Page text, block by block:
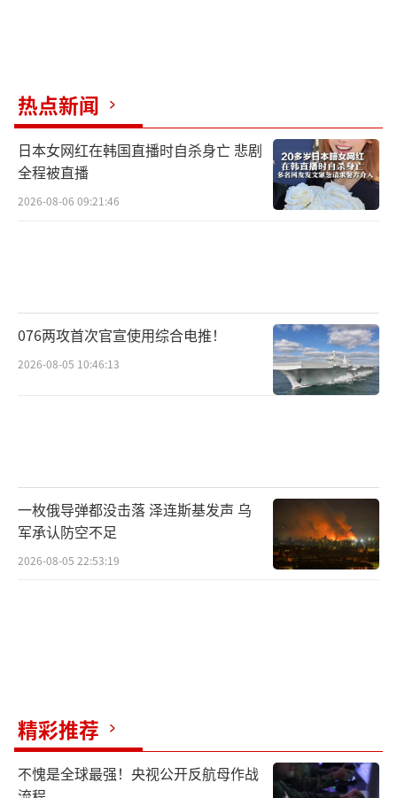
热点新闻
日本女网红在韩国直播时自杀身亡 悲剧
全程被直播
2026-08-06 09:21:46
076两攻首次官宣使用综合电推！
2026-08-05 10:46:13
一枚俄导弹都没击落 泽连斯基发声 乌
军承认防空不足
2026-08-05 22:53:19
精彩推荐
不愧是全球最强！央视公开反航母作战